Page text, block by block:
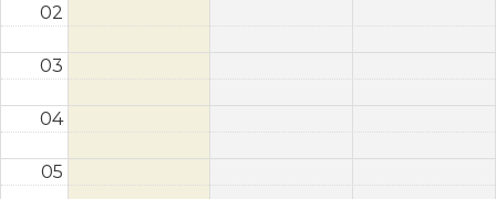
02
03
04
05